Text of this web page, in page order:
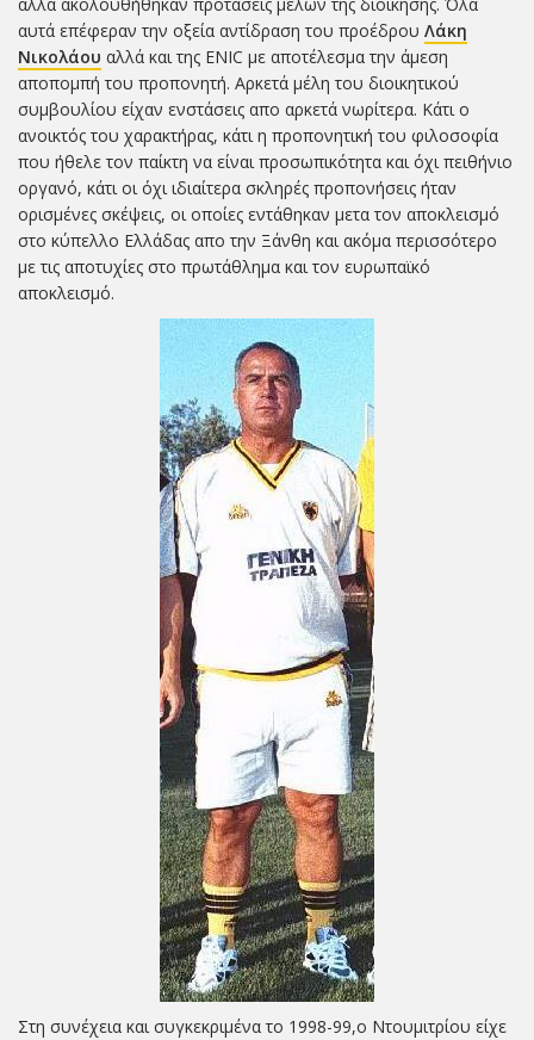
αυτά επέφεραν την οξεία αντίδραση του προέδρου Λάκη
Νικολάου αλλά και της ENIC με αποτέλεσμα την άμεση
αποπομπή του προπονητή. Αρκετά μέλη του διοικητικού
συμβουλίου είχαν ενστάσεις απο αρκετά νωρίτερα. Κάτι ο
ανοικτός του χαρακτήρας, κάτι η προπονητική του φιλοσοφία
που ήθελε τον παίκτη να είναι προσωπικότητα και όχι πειθήνιο
οργανό, κάτι οι όχι ιδιαίτερα σκληρές προπονήσεις ήταν
ορισμένες σκέψεις, οι οποίες εντάθηκαν μετα τον αποκλεισμό
στο κύπελλο Ελλάδας απο την Ξάνθη και ακόμα περισσότερο
με τις αποτυχίες στο πρωτάθλημα και τον ευρωπαϊκό
αποκλεισμό.
Στη συνέχεια και συγκεκριμένα το 1998-99,ο Ντουμιτρίου είχε